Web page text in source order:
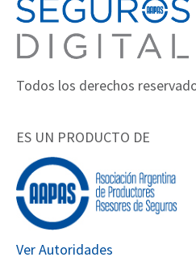
Todos los derechos
ES UN PRODUCTO DE
Ver Autoridades